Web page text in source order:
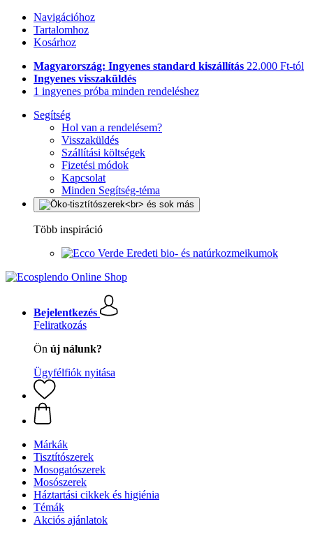
Navigációhoz
Tartalomhoz
Kosárhoz
Magyarország: Ingyenes standard kiszállítás 22.000 Ft-tól
Ingyenes visszaküldés
1 ingyenes próba minden rendeléshez
Segítség
Hol van a rendelésem?
Visszaküldés
Szállítási költségek
Fizetési módok
Kapcsolat
Minden Segítség-téma
Több inspiráció
Eredeti bio- és natúrkozmeikumok
Bejelentkezés
Feliratkozás
Ön új nálunk?
Ügyfélfiók nyitása
Márkák
Tisztítószerek
Mosogatószerek
Mosószerek
Háztartási cikkek és higiénia
Témák
Akciós ajánlatok